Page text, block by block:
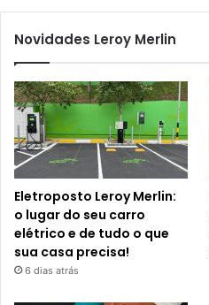
Novidades Leroy Merlin
Eletroposto Leroy Merlin:
o lugar do seu carro
elétrico e de tudo o que
sua casa precisa!
6 dias atrás